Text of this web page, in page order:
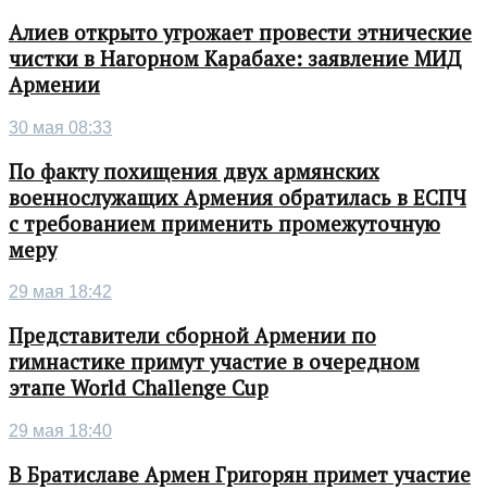
Алиев открыто угрожает провести этнические
чистки в Нагорном Карабахе: заявление МИД
Армении
30 мая 08:33
По факту похищения двух армянских
военнослужащих Армения обратилась в ЕСПЧ
с требованием применить промежуточную
меру
29 мая 18:42
Представители сборной Армении по
гимнастике примут участие в очередном
этапе World Challenge Cup
29 мая 18:40
В Братиславе Армен Григорян примет участие